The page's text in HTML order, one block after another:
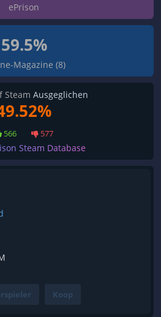
ePrison
59.5%
Magazine (8)
Steam Ausgeglichen
566 577
Steam Database
Koop